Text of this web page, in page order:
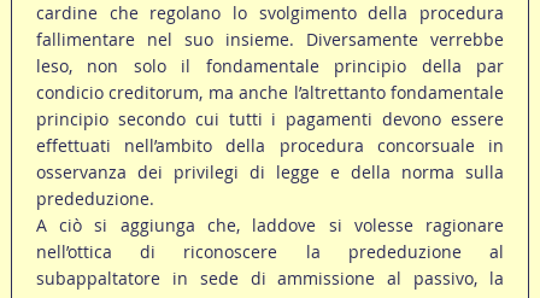
cardine che regolano lo svolgimento della procedura
fallimentare nel suo insieme. Diversamente verrebbe
leso, non solo il fondamentale principio della par
condicio creditorum, ma anche l’altrettanto fondamentale
principio secondo cui tutti i pagamenti devono essere
effettuati nell’ambito della procedura concorsuale in
osservanza dei privilegi di legge e della norma sulla
prededuzione.
A ciò si aggiunga che, laddove si volesse ragionare
nell’ottica di riconoscere la prededuzione al
subappaltatore in sede di ammissione al passivo, la